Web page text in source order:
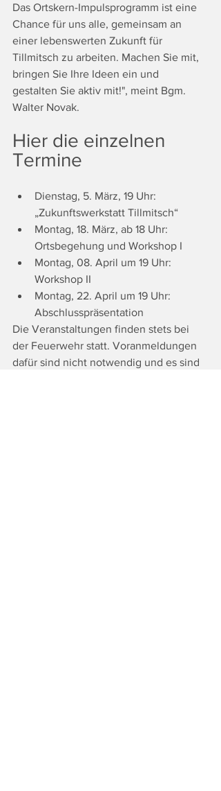
Das Ortskern-Impulsprogramm ist eine
Chance für uns alle, gemeinsam an
einer lebenswerten Zukunft für
Tillmitsch zu arbeiten. Machen Sie mit,
bringen Sie Ihre Ideen ein und
gestalten Sie aktiv mit!", meint Bgm.
Walter Novak.
Hier die einzelnen
Termine
Dienstag, 5. März, 19 Uhr:
„Zukunftswerkstatt Tillmitsch“
Montag, 18. März, ab 18 Uhr:
Ortsbegehung und Workshop I
Montag, 08. April um 19 Uhr:
Workshop II
Montag, 22. April um 19 Uhr:
Abschlusspräsentation
Die Veranstaltungen finden stets bei
der Feuerwehr statt. Voranmeldungen
dafür sind nicht notwendig und es sind